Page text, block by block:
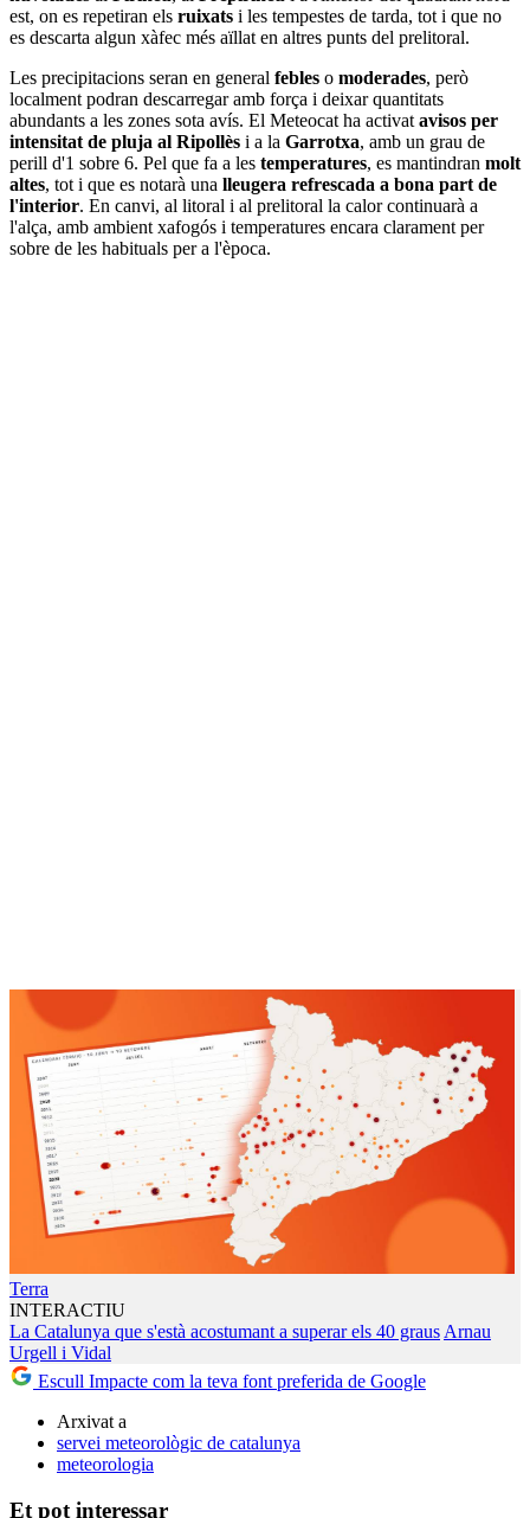
est, on es repetiran els ruixats i les tempestes de tarda, tot i que no
es descarta algun xàfec més aïllat en altres punts del prelitoral.
Les precipitacions seran en general febles o moderades, però
localment podran descarregar amb força i deixar quantitats
abundants a les zones sota avís. El Meteocat ha activatavisos per
intensitat de pluja al Ripollès i a la Garrotxa, amb un grau de
perill d'1 sobre 6. Pel que fa a les temperatures, es mantindran molt
altes, tot i que es notarà una lleugera refrescada a bona part de
l'interior. En canvi, al litoral i al prelitoral la calor continuarà a
l'alça, amb ambient xafogós i temperatures encara clarament per
sobre de les habituals per a l'època.
Terra
INTERACTIU
La Catalunya que s'està acostumant a superar els 40 grausArnau
Urgell i Vidal
Escull Impacte com la teva font preferida de Google
Arxivat a
servei meteorològic de catalunya
meteorologia
Et pot interessar